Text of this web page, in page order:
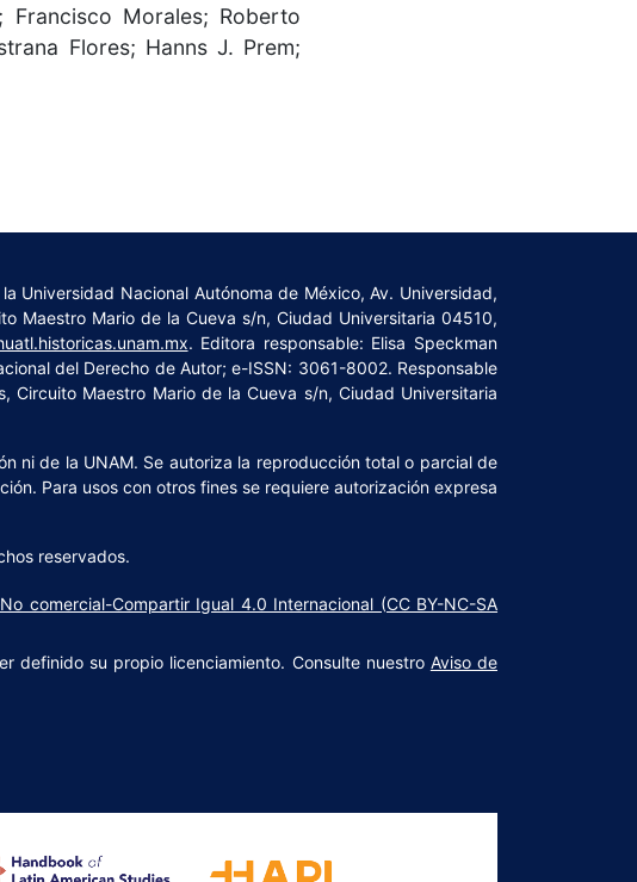
Morales; Roberto
Flores; Hanns J. Prem;
Universidad Nacional Autónoma de México, Av. Universidad,
Maestro Mario de la Cueva s/n, Ciudad Universitaria 04510,
. Editora responsable: Elisa Speckman
del Derecho de Autor; e-ISSN: 3061-8002. Responsable
Circuito Maestro Mario de la Cueva s/n, Ciudad Universitaria
ni de la UNAM. Se autoriza la reproducción total o parcial de
Para usos con otros fines se requiere autorización expresa
reservados.
comercial-Compartir Igual 4.0 Internacional (CC BY-NC-SA
definido su propio licenciamiento. Consulte nuestro Aviso de